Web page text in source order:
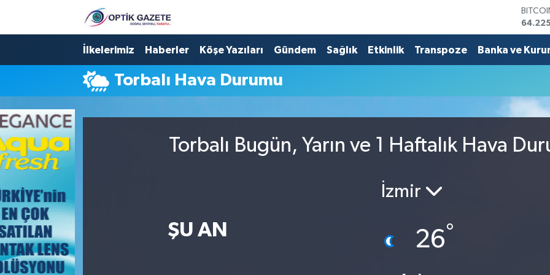
GRAM
13.799
İlkelerimiz Haberler Köşe Yazıları Gündem Sağlık Etkinlik Transpoze Banka ve
Torbalı Hava Durumu
Torbalı Bugün, Yarın ve 1 Haftalık Hava
ŞU AN
İzmir
26°
Nöbetçi Eczaneler
Hava Durumu
İstanbul Namaz Vakitleri
Trafik Durumu
Süper Lig Puan Durumu ve Fikstür
Tüm Manşetler
Son Dakika Haberleri
Haber Arşivi